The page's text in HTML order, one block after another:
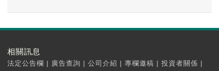
相關訊息
法定公告欄 | 廣告查詢 | 公司介紹 | 專欄邀稿 | 投資者關係 |